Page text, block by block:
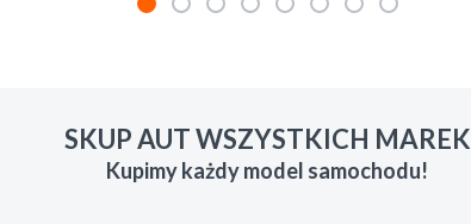
wyzyskiwaczy, to polecam s-car.pl
SKUP AUT WSZYSTKICH MAREK
Kupimy każdy model samochodu!